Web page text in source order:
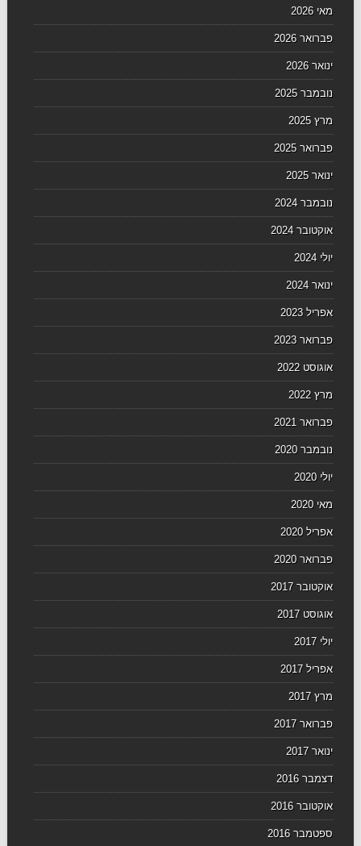
מאי 2026
פברואר 2026
ינואר 2026
נובמבר 2025
מרץ 2025
פברואר 2025
ינואר 2025
נובמבר 2024
אוקטובר 2024
יולי 2024
ינואר 2024
אפריל 2023
פברואר 2023
אוגוסט 2022
מרץ 2022
פברואר 2021
נובמבר 2020
יולי 2020
מאי 2020
אפריל 2020
פברואר 2020
אוקטובר 2017
אוגוסט 2017
יולי 2017
אפריל 2017
מרץ 2017
פברואר 2017
ינואר 2017
דצמבר 2016
אוקטובר 2016
ספטמבר 2016